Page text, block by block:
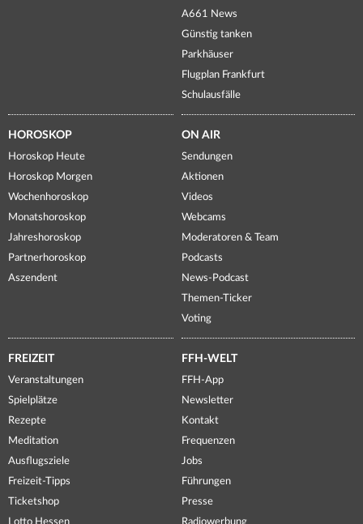
A661 News
Günstig tanken
Parkhäuser
Flugplan Frankfurt
Schulausfälle
HOROSKOP
Horoskop Heute
Horoskop Morgen
Wochenhoroskop
Monatshoroskop
Jahreshoroskop
Partnerhoroskop
Aszendent
ON AIR
Sendungen
Aktionen
Videos
Webcams
Moderatoren & Team
Podcasts
News-Podcast
Themen-Ticker
Voting
FREIZEIT
Veranstaltungen
Spielplätze
Rezepte
Meditation
Ausflugsziele
Freizeit-Tipps
Ticketshop
Lotto Hessen
FFH-WELT
FFH-App
Newsletter
Kontakt
Frequenzen
Jobs
Führungen
Presse
Radiowerbung